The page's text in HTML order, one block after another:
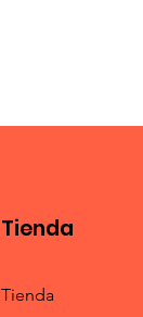
Tienda
Tienda